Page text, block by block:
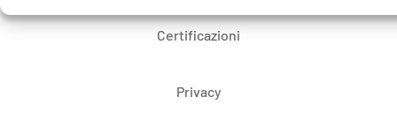
Certificazioni
Privacy